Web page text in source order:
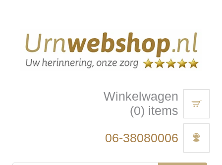
Winkelwagen
(0) items
06-38080006